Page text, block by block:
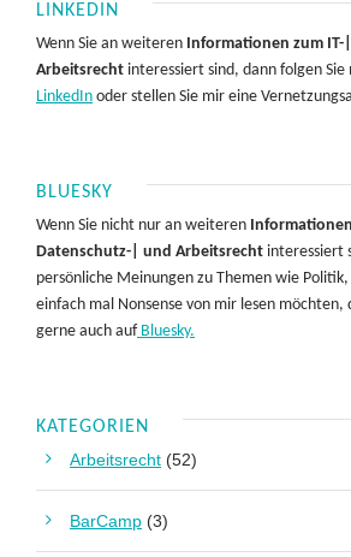
LINKEDIN
Wenn Sie an weiteren Informationen zum
Arbeitsrecht interessiert sind, dann folgen
LinkedIn oder stellen Sie mir eine
BLUESKY
Wenn Sie nicht nur an weiteren Informationen
Datenschutz-| und Arbeitsrecht interessiert
persönliche Meinungen zu Themen wie
einfach mal Nonsense von mir lesen möchten,
gerne auch aufBluesky.
KATEGORIEN
Arbeitsrecht (52)
BarCamp (3)